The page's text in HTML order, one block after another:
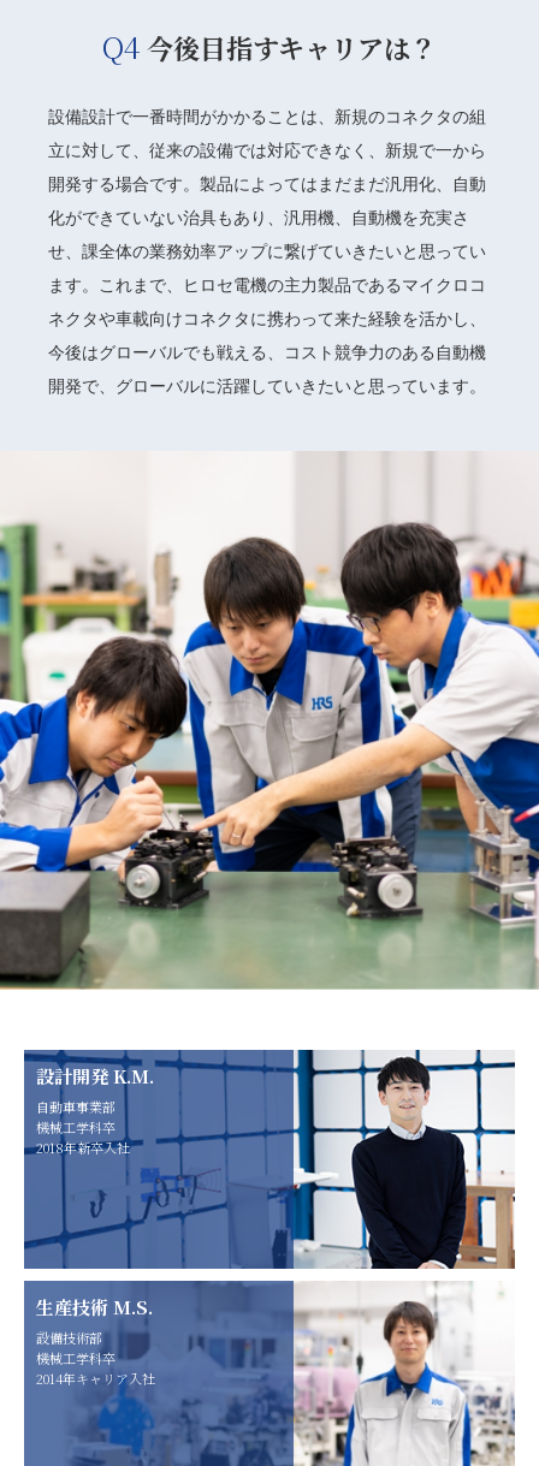
Q4今後目指すキャリアは？
設備設計で一番時間がかかることは、新規のコネクタの組
立に対して、従来の設備では対応できなく、新規で一から
開発する場合です。製品によってはまだまだ汎用化、自動
化ができていない治具もあり、汎用機、自動機を充実さ
せ、課全体の業務効率アップに繋げていきたいと思ってい
ます。これまで、ヒロセ電機の主力製品であるマイクロコ
ネクタや車載向けコネクタに携わって来た経験を活かし、
今後はグローバルでも戦える、コスト競争力のある自動機
開発で、グローバルに活躍していきたいと思っています。
設計開発 K.M.
自動車事業部
機械工学科卒
2018年新卒入社
生産技術 M.S.
設備技術部
機械工学科卒
2014年キャリア入社